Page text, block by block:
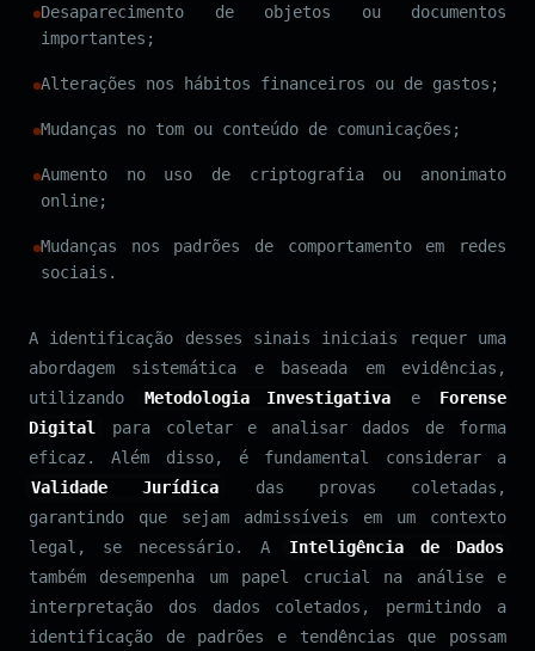
Desaparecimento de objetos ou documentos
importantes;
Alterações nos hábitos financeiros ou de gastos;
Mudanças no tom ou conteúdo de comunicações;
Aumento no uso de criptografia ou anonimato
online;
Mudanças nos padrões de comportamento em redes
sociais.
A identificação desses sinais iniciais requer uma
abordagem sistemática e baseada em evidências,
utilizando
Metodologia Investigativa e
Forense
Digital
para coletar e analisar dados de forma
eficaz. Além disso, é fundamental considerar a
Validade Jurídica
das provas coletadas,
garantindo que sejam admissíveis em um contexto
legal, se necessário. A
Inteligência de Dados
também desempenha um papel crucial na análise e
interpretação dos dados coletados, permitindo a
identificação de padrões e tendências que possam